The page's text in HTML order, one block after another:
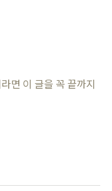
면 이 글을 꼭 끝까지